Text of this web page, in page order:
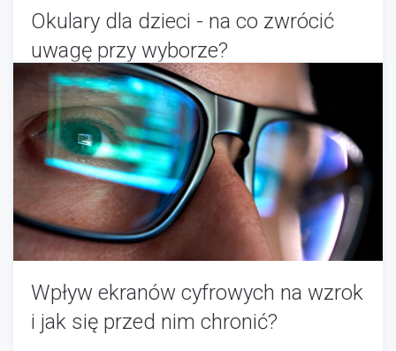
Okulary dla dzieci - na co zwrócić
uwagę przy wyborze?
Optyk-04/20/2025
Wpływ ekranów cyfrowych na wzrok
i jak się przed nim chronić?